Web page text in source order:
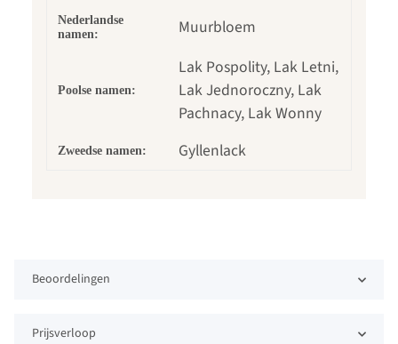
Nederlandse
namen:
Muurbloem
Poolse namen:
Lak Pospolity, Lak Letni,
Lak Jednoroczny, Lak
Pachnacy, Lak Wonny
Zweedse namen: Gyllenlack
Beoordelingen
Prijsverloop